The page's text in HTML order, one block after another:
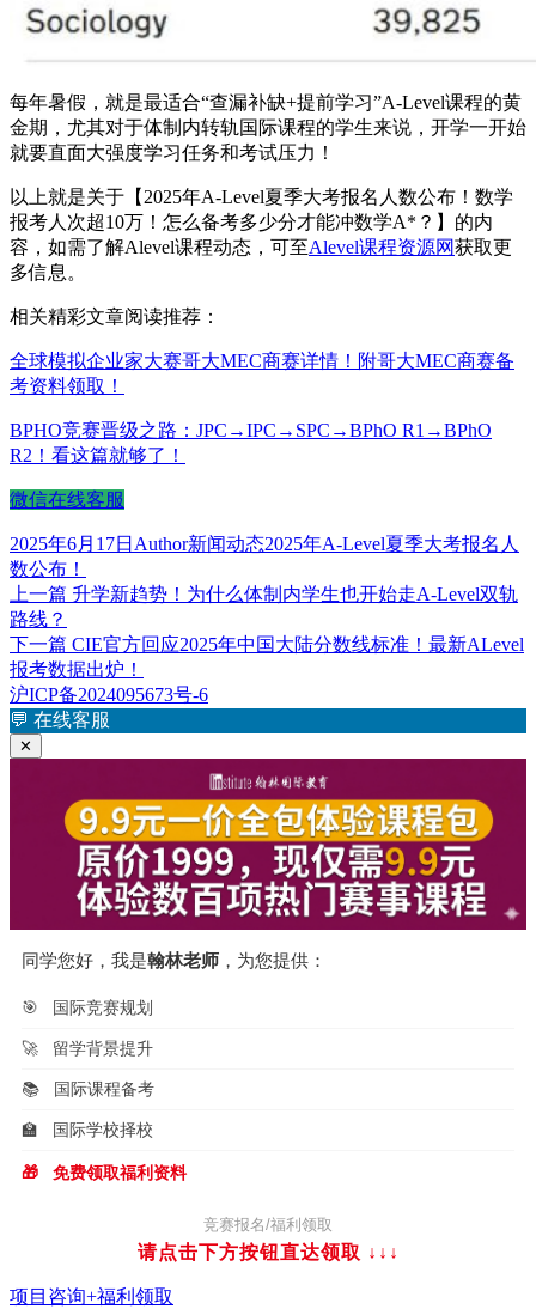
每年暑假，就是最适合“查漏补缺+提前学习”A-Level课程的黄
金期，尤其对于体制内转轨国际课程的学生来说，开学一开始
就要直面大强度学习任务和考试压力！
以上就是关于【2025年A-Level夏季大考报名人数公布！数学
报考人次超10万！怎么备考多少分才能冲数学A*？】的内
容，如需了解Alevel课程动态，可至Alevel课程资源网获取更
多信息。
相关精彩文章阅读推荐：
全球模拟企业家大赛哥大MEC商赛详情！附哥大MEC商赛备
考资料领取！
BPHO竞赛晋级之路：JPC→IPC→SPC→BPhO R1→BPhO
R2！看这篇就够了！
微信在线客服
发
布
于
2025年6月17日 作
Author分
新闻动态标
2025年A-Level夏季大考报名人
数公布！
文
章
导
航
上一篇 上
文
章：
升学新趋势！为什么体制内学生也开始走A-Level双轨
路线？
下一篇 下
篇
文
章：
CIE官方回应2025年中国大陆分数线标准！最新ALevel
报考数据出炉！
沪ICP备2024095673号-6
💬 在线客服
✕
同学您好，我是翰林老师 ，为您提供：
🎯 国际竞赛规划
🚀 留学背景提升
📚 国际课程备考
🏫 国际学校择校
🎁 免费领取福利资料
竞赛报名/福利领取
请点击下方按钮直达领取 ↓↓↓
项目咨询+福利领取